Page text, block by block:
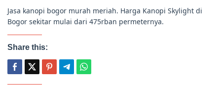
Jasa kanopi bogor murah meriah. Harga Kanopi Skylight di
Bogor sekitar mulai dari 475rban permeternya.
Share this: